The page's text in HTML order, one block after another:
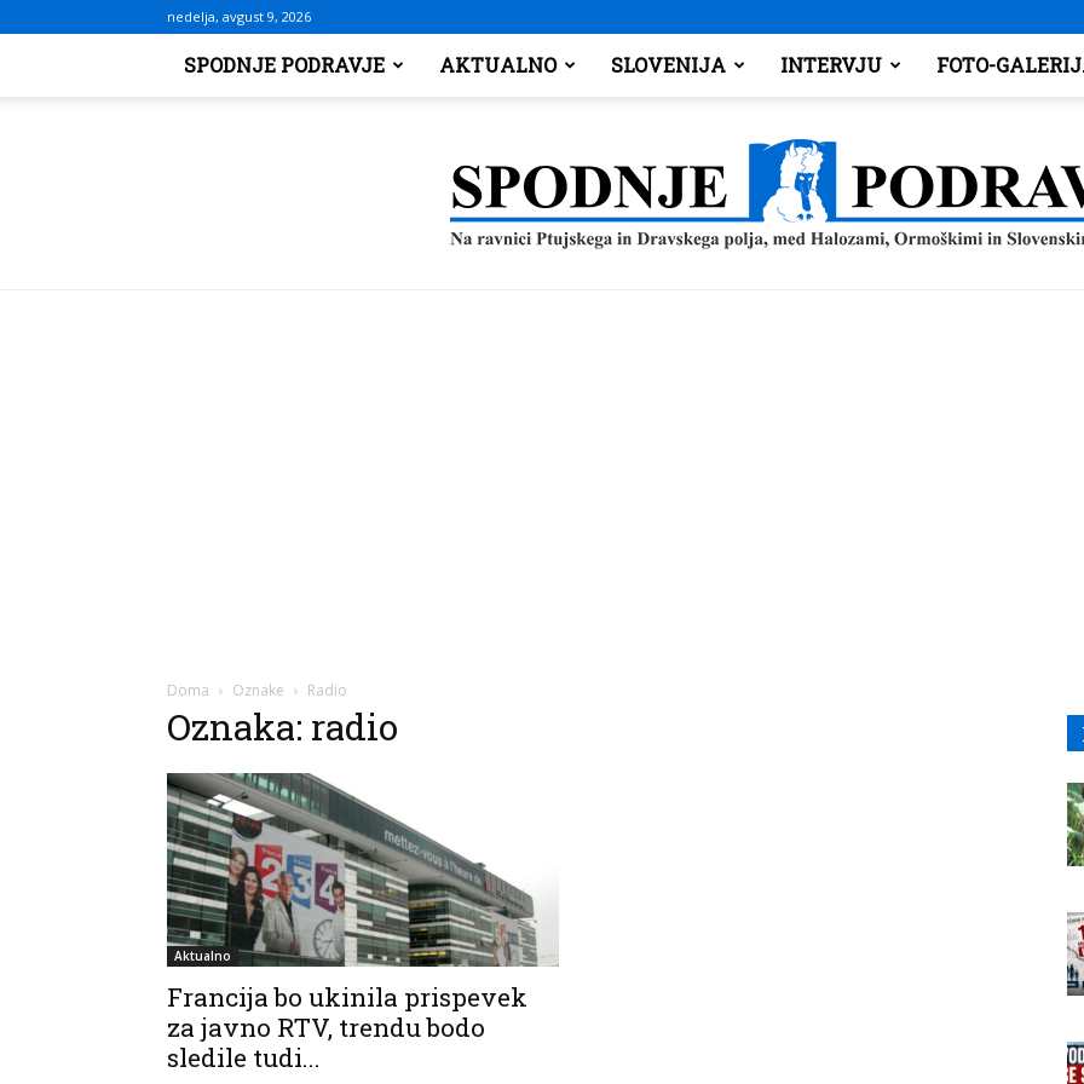
nedelja, avgust 9, 2026
SPODNJE PODRAVJE AKTUALNO SLOVENIJA INTERVJU FOTO-
Doma Oznake Radio
Oznaka: radio
Aktualno
Francija bo ukinila prispevek
za javno RTV, trendu bodo
sledile tudi...